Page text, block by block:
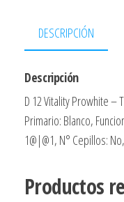
cantidad
DESCRIPCIÓN
Descripción
D 12 Vitality Prowhite –
Primario: Blanco,
1@|@1, N° Cepillos:
Productos